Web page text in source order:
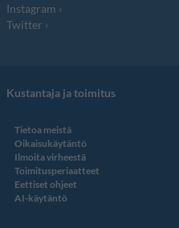
Instagram
Twitter
Kustantaja ja toimitus
Tietoa meistä
Oikaisukäytäntö
Ilmoita virheestä
Toimitusperiaatteet
Eettiset ohjeet
AI-käytäntö